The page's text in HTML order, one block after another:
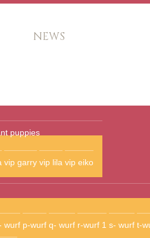
NEWS
puppies
vip garry vip lila vip eiko
wurf p-wurf q- wurf r-wurf 1 s- wurf t-